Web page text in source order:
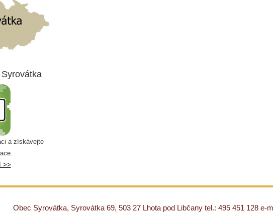
a získávejte
>>
Obec Syrovátka, Syrovátka 69, 503 27 Lhota pod Libčany tel.: 495 451 128 e-